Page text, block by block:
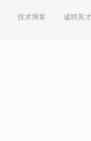
技术博客 诚聘英才